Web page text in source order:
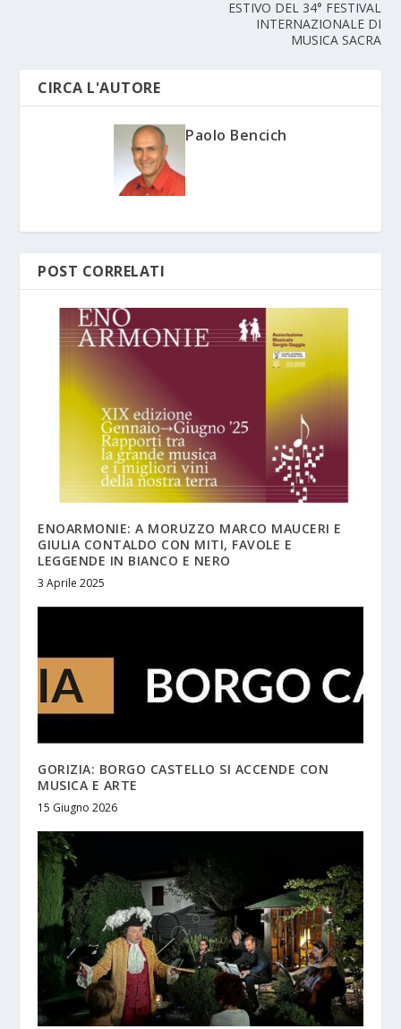
ESTIVO DEL 34° FESTIVAL
INTERNAZIONALE DI
MUSICA SACRA
CIRCA L'AUTORE
Paolo Bencich
POST CORRELATI
ENOARMONIE: A MORUZZO MARCO MAUCERI E
GIULIA CONTALDO CON MITI, FAVOLE E
LEGGENDE IN BIANCO E NERO
3 Aprile 2025
GORIZIA: BORGO CASTELLO SI ACCENDE CON
MUSICA E ARTE
15 Giugno 2026